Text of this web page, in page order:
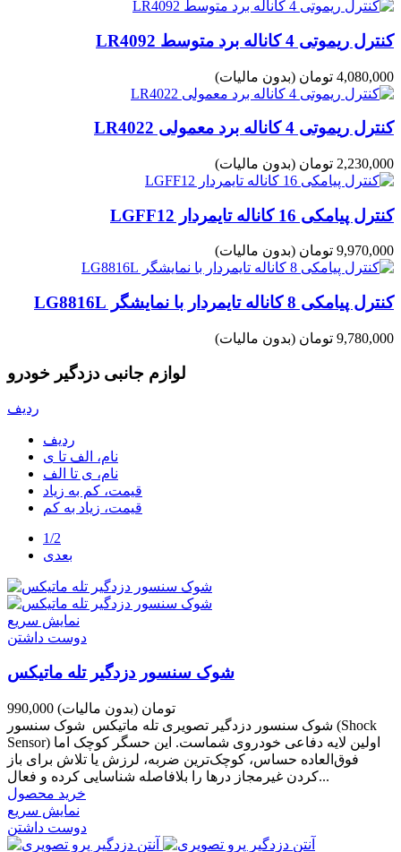
کنترل ریموتی 4 کاناله برد متوسط LR4092
4,080,000 تومان (بدون مالیات)
کنترل ریموتی 4 کاناله برد معمولی LR4022
2,230,000 تومان (بدون مالیات)
کنترل پیامکی 16 کاناله تایمردار LGFF12
9,970,000 تومان (بدون مالیات)
کنترل پیامکی 8 کاناله تایمردار با نمایشگر LG8816L
9,780,000 تومان (بدون مالیات)
لوازم جانبی دزدگیر خودرو
ردیف
ردیف
نام، الف تا ی
نام، ی تا الف
قیمت، کم به زیاد
قیمت، زیاد به کم
1/2
بعدی
نمایش سریع
دوست داشتن
شوک سنسور دزدگیر تله ماتیکس
990,000 تومان (بدون مالیات)
شوک سنسور دزدگیر تصویری تله ماتیکس شوک سنسور (Shock
Sensor) اولین لایه دفاعی خودروی شماست. این حسگر کوچک اما
فوق‌العاده حساس، کوچک‌ترین ضربه، لرزش یا تلاش برای باز
کردن غیرمجاز درها را بلافاصله شناسایی کرده و فعال...
خرید محصول
نمایش سریع
دوست داشتن